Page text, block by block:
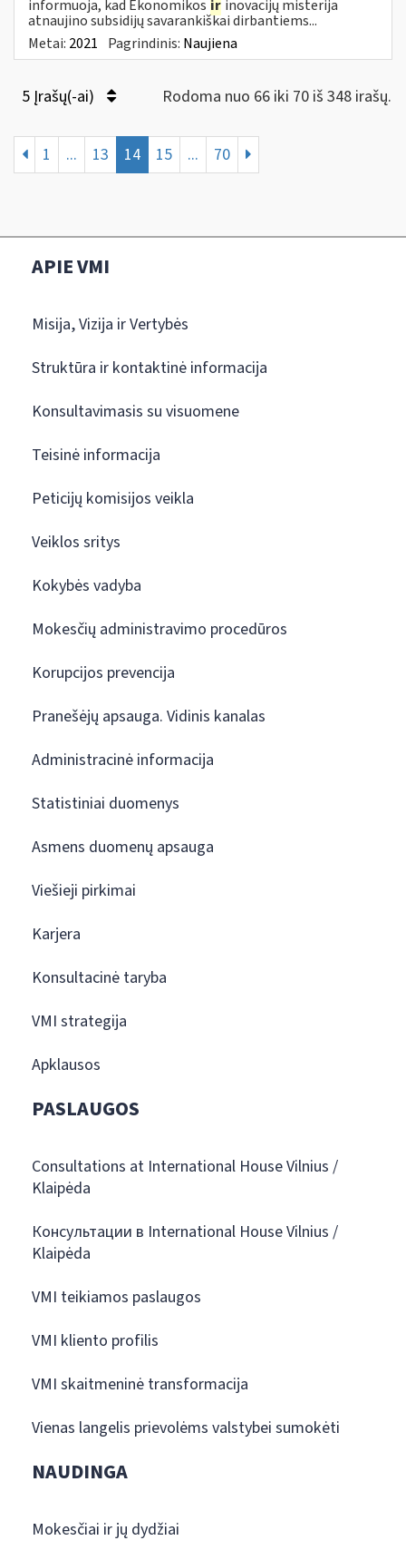
informuoja, kad Ekonomikos ir inovacijų misterija
atnaujino subsidijų savarankiškai dirbantiems...
Metai: 2021 Pagrindinis: Naujiena
5 Įrašų(-ai) Rodoma nuo 66 iki 70 iš 348 irašų.
1 ... 13 14 15 ... 70
APIE VMI
Misija, Vizija ir Vertybės
Struktūra ir kontaktinė informacija
Konsultavimasis su visuomene
Teisinė informacija
Peticijų komisijos veikla
Veiklos sritys
Kokybės vadyba
Mokesčių administravimo procedūros
Korupcijos prevencija
Pranešėjų apsauga. Vidinis kanalas
Administracinė informacija
Statistiniai duomenys
Asmens duomenų apsauga
Viešieji pirkimai
Karjera
Konsultacinė taryba
VMI strategija
Apklausos
PASLAUGOS
Consultations at International House Vilnius /
Klaipėda
Консультации в International House Vilnius /
Klaipėda
VMI teikiamos paslaugos
VMI kliento profilis
VMI skaitmeninė transformacija
Vienas langelis prievolėms valstybei sumokėti
NAUDINGA
Mokesčiai ir jų dydžiai